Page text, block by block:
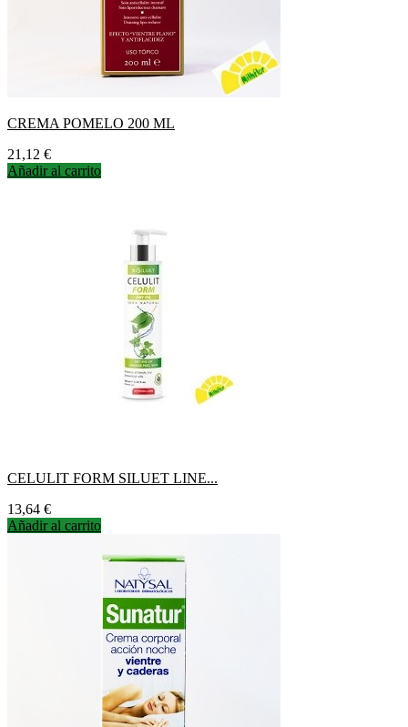
CREMA POMELO 200 ML
Precio
21,12 €
Añadir al carrito
CELULIT FORM SILUET LINE...
Precio
13,64 €
Añadir al carrito